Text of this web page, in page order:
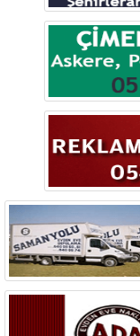
Ardahan
Bayburt
Bingöl
Çankırı
Denizli